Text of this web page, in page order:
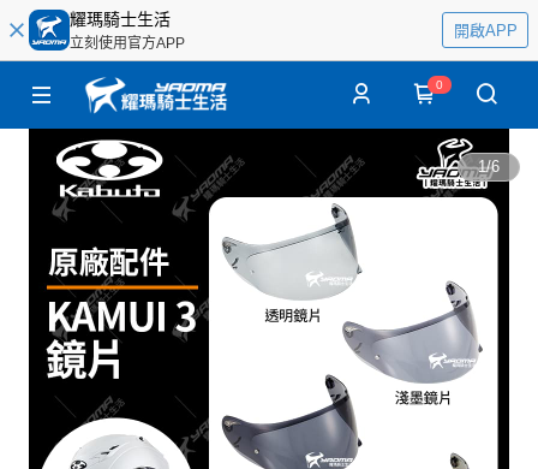
耀瑪騎士生活
立刻使用官方APP
開啟APP
0
1/6